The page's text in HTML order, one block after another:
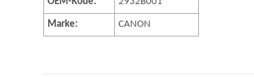
Marke: CANON